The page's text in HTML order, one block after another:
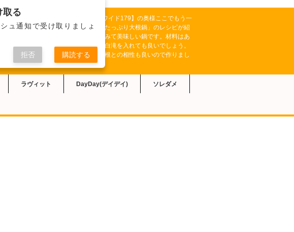
2023/1/12の札幌テレビ系【どさんこワイド179】の奥様ここでもう一
品では、星澤幸子さんにより「牛肉とたっぷり大根鍋」のレシピが紹
介されました。大根に牛肉の旨味が染みて美味しい鍋です。材料はあ
えてシンプルにしましたが、キノコや白滝を入れても良いでしょう。
牛肉のコマ切れ肉は味染みが良く、大根との相性も良いので作りまし
ラヴィット DayDay(デイデイ) ソレダメ
取る
ュ通知で受け取りましょ
拒否 購読する